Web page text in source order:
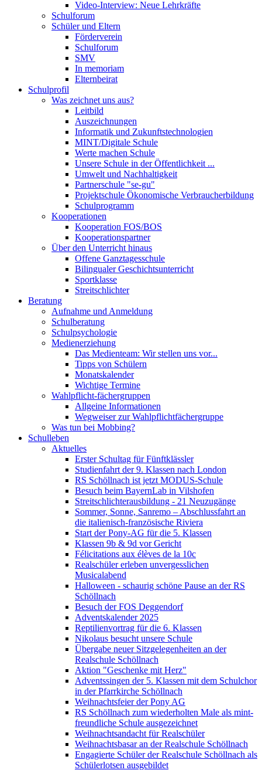
Video-Interview: Neue Lehrkräfte
Schulforum
Schüler und Eltern
Förderverein
Schulforum
SMV
In memoriam
Elternbeirat
Schulprofil
Was zeichnet uns aus?
Leitbild
Auszeichnungen
Informatik und Zukunftstechnologien
MINT/Digitale Schule
Werte machen Schule
Unsere Schule in der Öffentlichkeit ...
Umwelt und Nachhaltigkeit
Partnerschule "se-gu"
Projektschule Ökonomische Verbraucherbildung
Schulprogramm
Kooperationen
Kooperation FOS/BOS
Kooperationspartner
Über den Unterricht hinaus
Offene Ganztagesschule
Bilingualer Geschichtsunterricht
Sportklasse
Streitschlichter
Beratung
Aufnahme und Anmeldung
Schulberatung
Schulpsychologie
Medienerziehung
Das Medienteam: Wir stellen uns vor...
Tipps von Schülern
Monatskalender
Wichtige Termine
Wahlpflicht-fächergruppen
Allgeine Informationen
Wegweiser zur Wahlpflichtfächergruppe
Was tun bei Mobbing?
Schulleben
Aktuelles
Erster Schultag für Fünftklässler
Studienfahrt der 9. Klassen nach London
RS Schöllnach ist jetzt MODUS-Schule
Besuch beim BayernLab in Vilshofen
Streitschlichterausbildung - 21 Neuzugänge
Sommer, Sonne, Sanremo – Abschlussfahrt an
die italienisch-französische Riviera
Start der Pony-AG für die 5. Klassen
Klassen 9b & 9d vor Gericht
Félicitations aux élèves de la 10c
Realschüler erleben unvergesslichen
Musicalabend
Halloween - schaurig schöne Pause an der RS
Schöllnach
Besuch der FOS Deggendorf
Adventskalender 2025
Reptilienvortrag für die 6. Klassen
Nikolaus besucht unsere Schule
Übergabe neuer Sitzgelegenheiten an der
Realschule Schöllnach
Aktion "Geschenke mit Herz"
Adventssingen der 5. Klassen mit dem Schulchor
in der Pfarrkirche Schöllnach
Weihnachtsfeier der Pony AG
RS Schöllnach zum wiederholten Male als mint-
freundliche Schule ausgezeichnet
Weihnachtsandacht für Realschüler
Weihnachtsbasar an der Realschule Schöllnach
Engagierte Schüler der Realschule Schöllnach als
Schülerlotsen ausgebildet